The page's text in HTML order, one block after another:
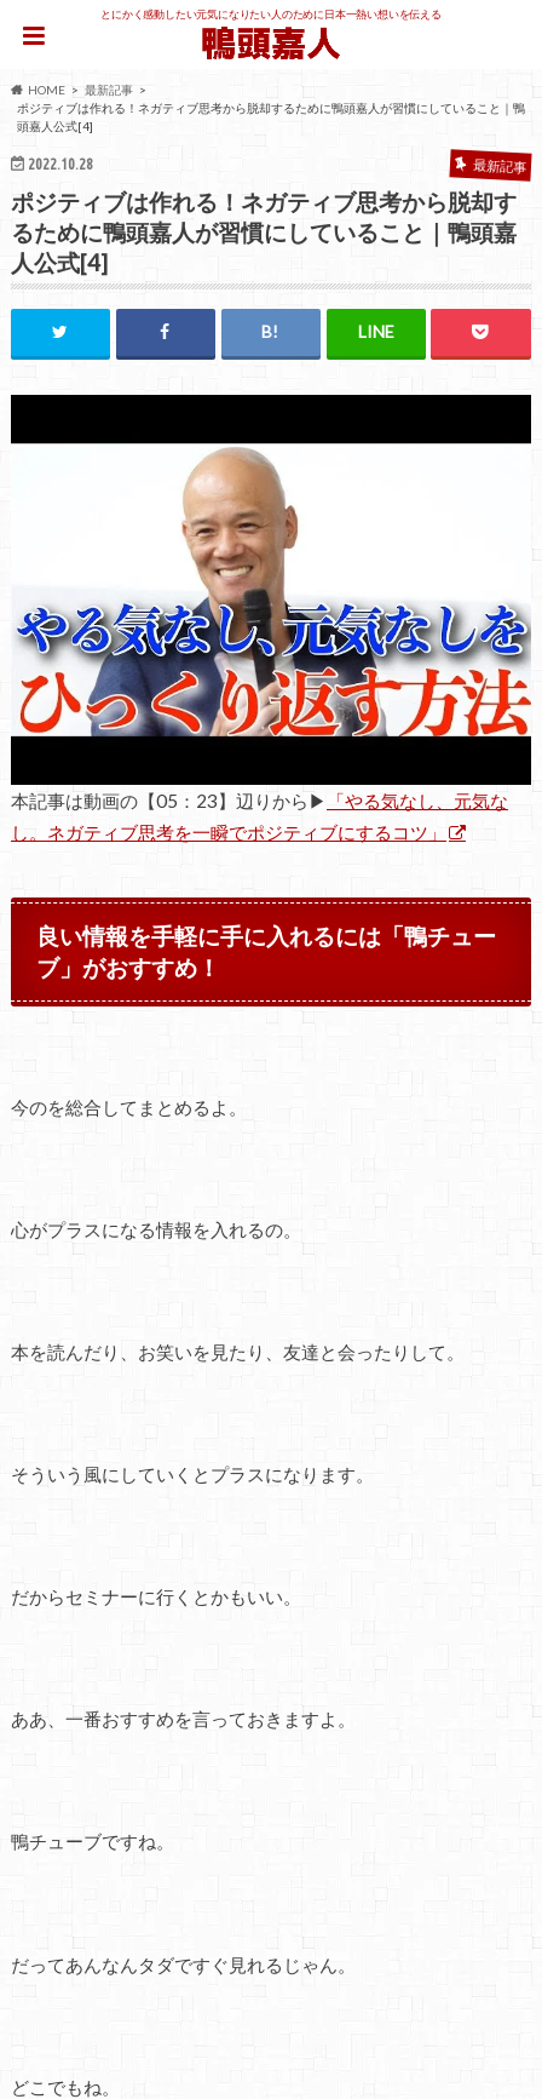
とにかく感動したい元気になりたい人のために日本一熱い想いを伝える
HOME
最新記事
ポジティブは作れる！ネガティブ思考から脱却するために鴨頭嘉人が習慣にしていること｜鴨
頭嘉人公式[4]
2022.10.28 最新記事
ポジティブは作れる！ネガティブ思考から脱却す
るために鴨頭嘉人が習慣にしていること｜鴨頭嘉
人公式[4]
本記事は動画の【05：23】辺りから▶
「やる気なし、元気な
し。ネガティブ思考を一瞬でポジティブにするコツ」
良い情報を手軽に手に入れるには「鴨チュー
ブ」がおすすめ！
今のを総合してまとめるよ。
心がプラスになる情報を入れるの。
本を読んだり、お笑いを見たり、友達と会ったりして。
そういう風にしていくとプラスになります。
だからセミナーに行くとかもいい。
ああ、一番おすすめを言っておきますよ。
鴨チューブですね。
だってあんなんタダですぐ見れるじゃん。
どこでもね。